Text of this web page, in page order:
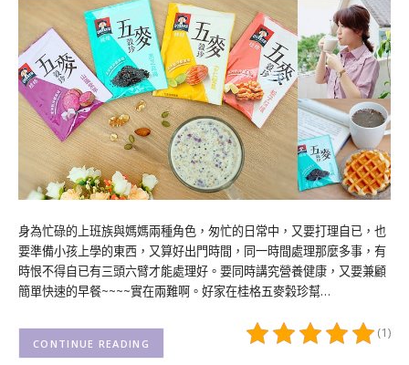
身為忙碌的上班族與媽媽兩種角色，匆忙的日常中，又要打理自已，也
要準備小孩上學的東西，又算好出門時間，同一時間處理那麼多事，有
時恨不得自已有三頭六臂才能處理好。要同時講究營養健康，又要兼顧
簡單快速的早餐~~~~實在兩難啊。好家在桂格五麥穀珍幫…
(1)
CONTINUE READING